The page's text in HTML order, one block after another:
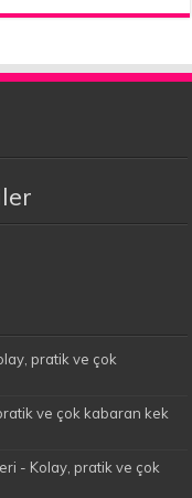
pratik ve çok
ve çok kabaran kek
- Kolay, pratik ve çok